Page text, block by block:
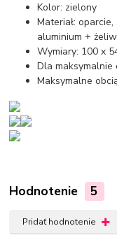
Kolor: zielony
Materiał:
aluminium +
Wymiary: 100 x
Dla maksymalnie
Maksymalne
Hodnotenie 5
Pridať hodnotenie